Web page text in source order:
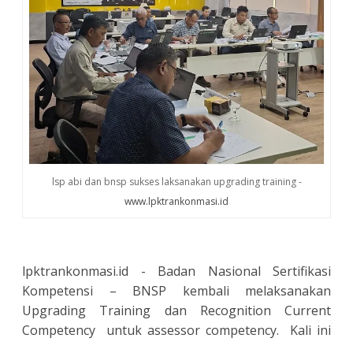
lsp abi dan bnsp sukses laksanakan upgrading training -
www.lpktrankonmasi.id
lpktrankonmasi.id - Badan Nasional Sertifikasi
Kompetensi – BNSP kembali melaksanakan
Upgrading Training dan Recognition Current
Competency untuk assessor competency. Kali ini